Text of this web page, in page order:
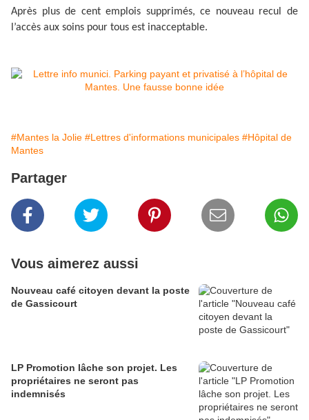
Après plus de cent emplois supprimés, ce nouveau recul de
l’accès aux soins pour tous est inacceptable.
#Mantes la Jolie #Lettres d'informations municipales #Hôpital de
Mantes
Partager
Vous aimerez aussi
Nouveau café citoyen devant la poste
de Gassicourt
LP Promotion lâche son projet. Les
propriétaires ne seront pas
indemnisés